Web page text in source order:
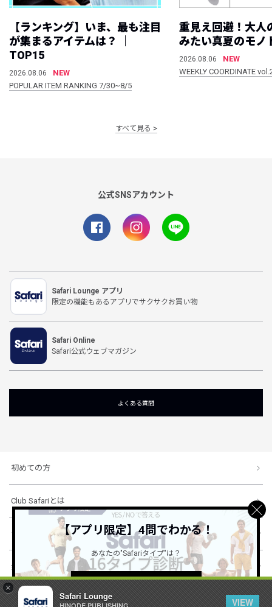
×
Safari Lounge
VIEW
【ランキング】いま、最も注目
が集まるアイテムは？ ｜
TOP15
2026.08.06
NEW
POPULAR ITEM RANKING 7/30~8/5
重見え回避！大人
みたい真夏のモノ
2026.08.06
NEW
WEEKLY COORDINATE
すべて見る
公式SNSアカウント
Safari Lounge アプリ
限定の機能もあるアプリでサクサクお買い物
Safari Online
Safari公式ウェブマガジン
よくある質問
初めての方
Club Safariとは
ショッピングガイド
会社概要・規約
【アプリ限定】4問でわかる！
あなたの"Safariタイプ"は？
詳しくはこちら ＞